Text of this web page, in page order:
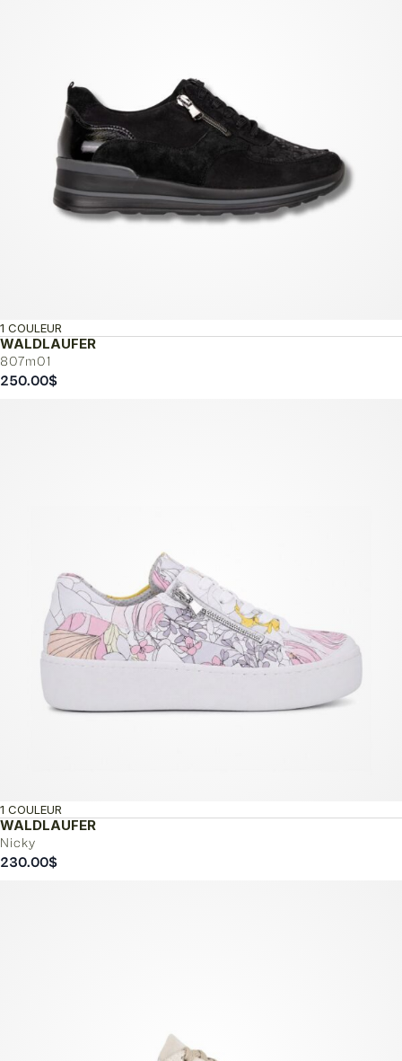
WALDLAUFER
807m01
1 COULEUR
250.00$
WALDLAUFER
Nicky
1 COULEUR
230.00$